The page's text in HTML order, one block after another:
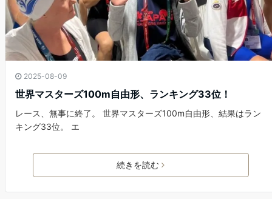
2025-08-09
世界マスターズ100m自由形、ランキング33位！
レース、無事に終了。 世界マスターズ100m自由形、結果はラン
キング33位。 エ
続きを読む